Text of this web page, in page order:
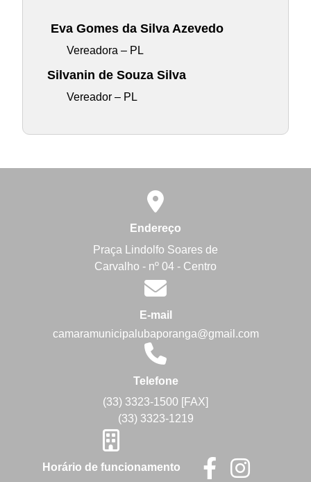
Eva Gomes da Silva Azevedo
Vereadora – PL
Silvanin de Souza Silva
Vereador – PL
Endereço
Praça Lindolfo Soares de
Carvalho - nº 04 - Centro
E-mail
camaramunicipalubaporanga@gmail.com
Telefone
(33) 3323-1500 [FAX]
(33) 3323-1219
Horário de funcionamento